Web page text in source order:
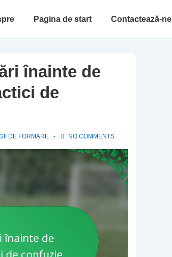
Pagina de start Contactează-ne
înainte de
de
DE FORMARE NO COMMENTS